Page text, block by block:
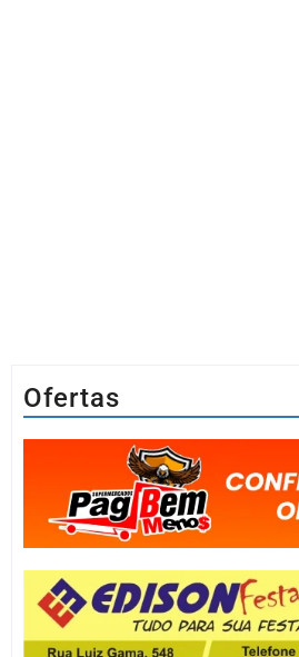
Ofertas